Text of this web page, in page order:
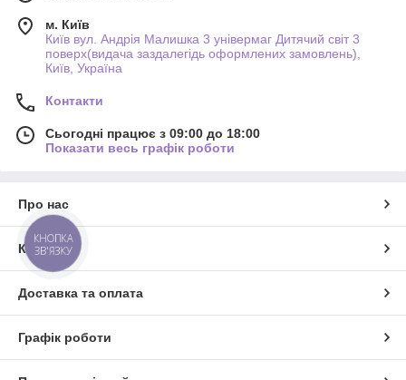
м. Київ
Київ вул. Андрія Малишка 3 універмаг Дитячий світ 3
поверх(видача заздалегідь оформлених замовлень),
Київ, Україна
Контакти
Сьогодні працює з 09:00 до 18:00
Показати весь графік роботи
Про нас
Контакти
Доставка та оплата
Графік роботи
КНОПКА
ЗВ'ЯЗКУ